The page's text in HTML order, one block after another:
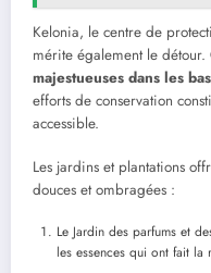
Kelonia, le centre de
mérite également le détour.
majestueuses dans les
efforts de conservation
accessible.
Les jardins et plantations
douces et ombragées :
Le Jardin des parfums et
les essences qui ont fait la